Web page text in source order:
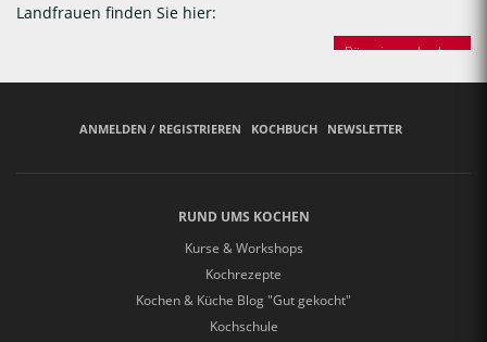
Landfrauen finden Sie hier:
Bäuerinnen backen
ANMELDEN / REGISTRIEREN KOCHBUCH NEWSLETTER
RUND UMS KOCHEN
Kurse & Workshops
Kochrezepte
Kochen & Küche Blog "Gut gekocht"
Kochschule